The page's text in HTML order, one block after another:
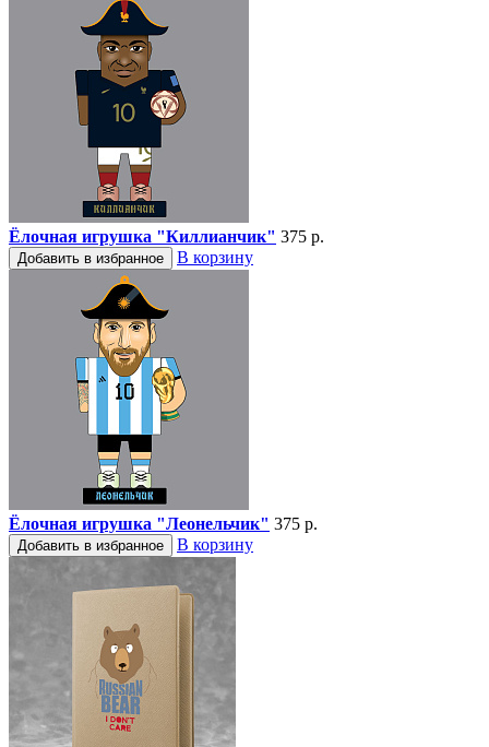
Ёлочная игрушка "Киллианчик" 375 р.
Добавить в избранное В корзину
Ёлочная игрушка "Леонельчик" 375 р.
Добавить в избранное В корзину